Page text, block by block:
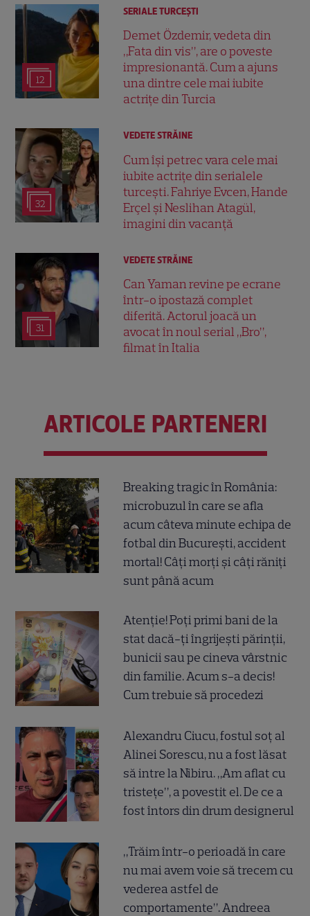
12
SERIALE TURCEŞTI
Demet Özdemir, vedeta din
„Fata din vis”, are o poveste
impresionantă. Cum a ajuns
una dintre cele mai iubite
actrițe din Turcia
32
VEDETE STRĂINE
Cum își petrec vara cele mai
iubite actrițe din serialele
turcești. Fahriye Evcen, Hande
Erçel și Neslihan Atagül,
imagini din vacanță
31
VEDETE STRĂINE
Can Yaman revine pe ecrane
într-o ipostază complet
diferită. Actorul joacă un
avocat în noul serial „Bro”,
filmat în Italia
ARTICOLE PARTENERI
Breaking tragic în România:
microbuzul în care se afla
acum câteva minute echipa de
fotbal din București, accident
mortal! Câți morți și câți răniți
sunt până acum
Atenție! Poți primi bani de la
stat dacă-ți îngrijești părinții,
bunicii sau pe cineva vârstnic
din familie. Acum s-a decis!
Cum trebuie să procedezi
Alexandru Ciucu, fostul soț al
Alinei Sorescu, nu a fost lăsat
să intre la Nibiru. „Am aflat cu
tristețe”, a povestit el. De ce a
fost întors din drum designerul
„Trăim într-o perioadă în care
nu mai avem voie să trecem cu
vederea astfel de
comportamente”. Andreea